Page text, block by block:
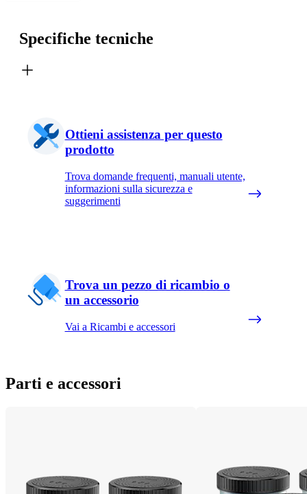
Specifiche tecniche
Ottieni assistenza per questo
prodotto
Trova domande frequenti, manuali utente,
informazioni sulla sicurezza e
suggerimenti
Trova un pezzo di ricambio o
un accessorio
Vai a Ricambi e accessori
Parti e accessori